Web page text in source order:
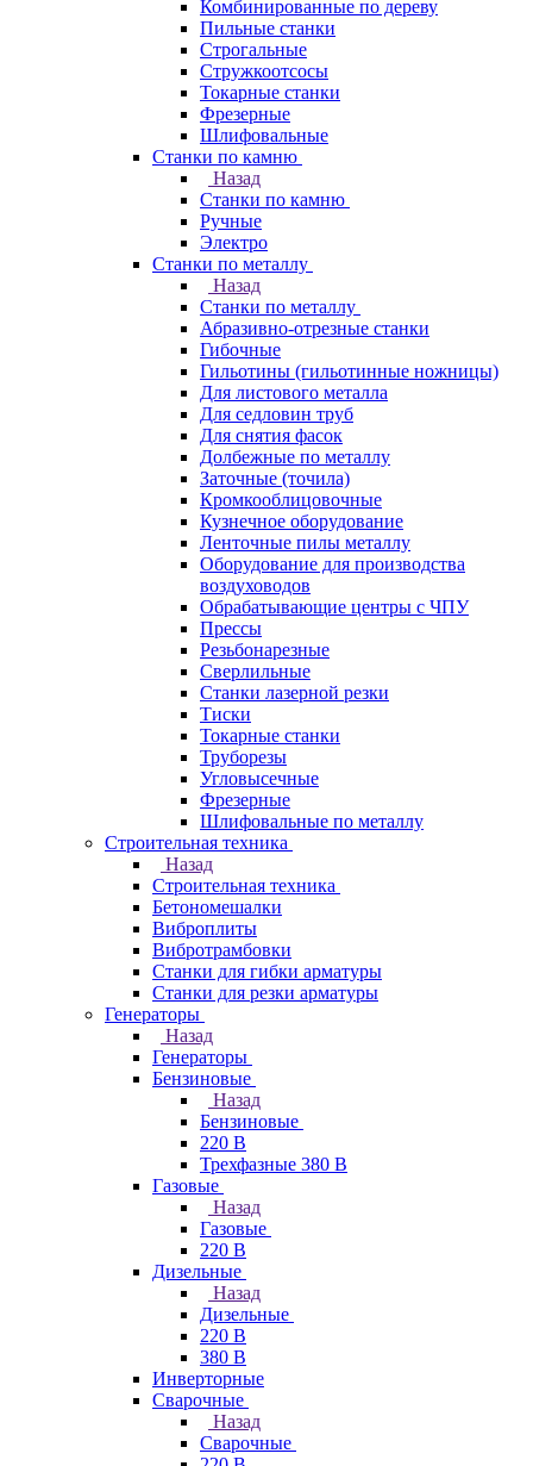
Комбинированные по дереву
Пильные станки
Строгальные
Стружкоотсосы
Токарные станки
Фрезерные
Шлифовальные
Станки по камню
Назад
Станки по камню
Ручные
Электро
Станки по металлу
Назад
Станки по металлу
Абразивно-отрезные станки
Гибочные
Гильотины (гильотинные ножницы)
Для листового металла
Для седловин труб
Для снятия фасок
Долбежные по металлу
Заточные (точила)
Кромкооблицовочные
Кузнечное оборудование
Ленточные пилы металлу
Оборудование для производства
воздуховодов
Обрабатывающие центры с ЧПУ
Прессы
Резьбонарезные
Сверлильные
Станки лазерной резки
Тиски
Токарные станки
Труборезы
Угловысечные
Фрезерные
Шлифовальные по металлу
Строительная техника
Назад
Строительная техника
Бетономешалки
Виброплиты
Вибротрамбовки
Станки для гибки арматуры
Станки для резки арматуры
Генераторы
Назад
Генераторы
Бензиновые
Назад
Бензиновые
220 В
Трехфазные 380 В
Газовые
Назад
Газовые
220 В
Дизельные
Назад
Дизельные
220 В
380 В
Инверторные
Сварочные
Назад
Сварочные